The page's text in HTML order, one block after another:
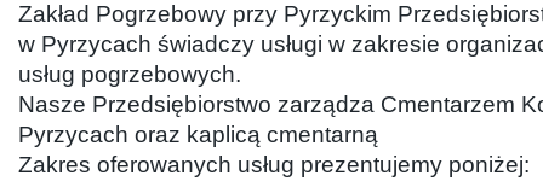
Zakład Pogrzebowy przy Pyrzyckim
w Pyrzycach świadczy usługi w zakresie
usług pogrzebowych.
Nasze Przedsiębiorstwo zarządza Cmentarzem
Pyrzycach oraz kaplicą cmentarną
Zakres oferowanych usług prezentujemy poniżej: